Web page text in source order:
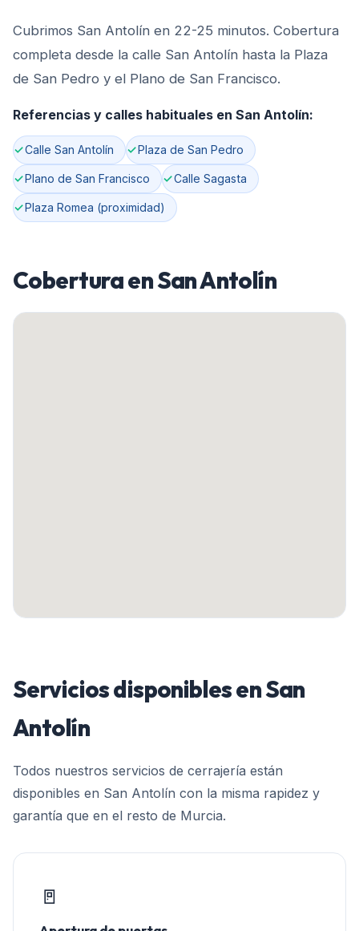
Cubrimos San Antolín en 22-25 minutos. Cobertura
completa desde la calle San Antolín hasta la Plaza
de San Pedro y el Plano de San Francisco.
Referencias y calles habituales en San Antolín:
Calle San Antolín Plaza de San Pedro
Plano de San Francisco Calle Sagasta
Plaza Romea (proximidad)
Cobertura enSan Antolín
Servicios disponibles enSan
Antolín
Todos nuestros servicios de cerrajería están
disponibles en San Antolín con la misma rapidez y
garantía que en el resto de Murcia.
🚪